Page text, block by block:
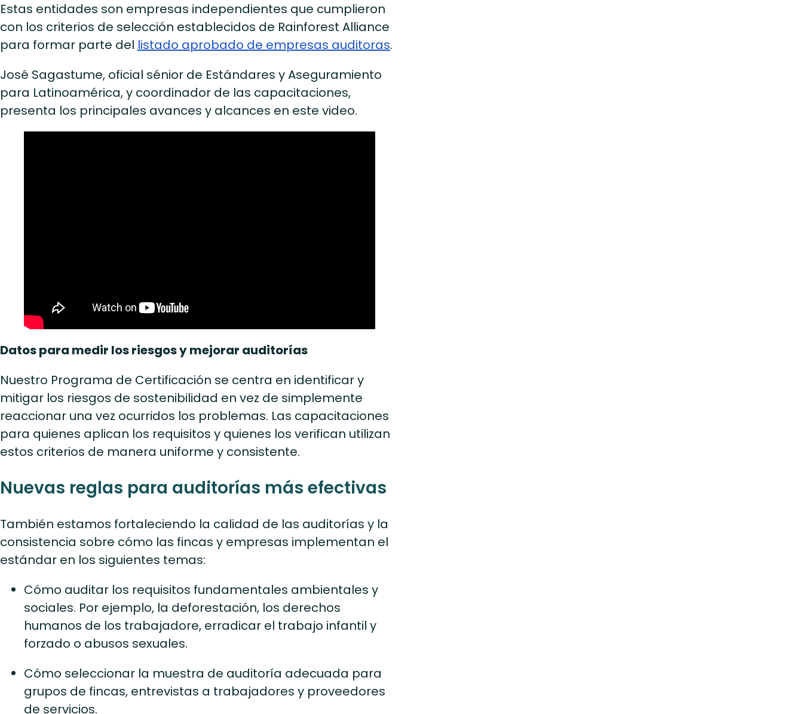
Estas entidades son empresas independientes que cumplieron
con los criterios de selección establecidos de Rainforest Alliance
para formar parte del listado aprobado de empresas auditoras.
José Sagastume, oficial sénior de Estándares y Aseguramiento
para Latinoamérica, y coordinador de las capacitaciones,
presenta los principales avances y alcances en este video.
Datos para medir los riesgos y mejorar auditorías
Nuestro Programa de Certificación se centra en identificar y
mitigar los riesgos de sostenibilidad en vez de simplemente
reaccionar una vez ocurridos los problemas. Las capacitaciones
para quienes aplican los requisitos y quienes los verifican utilizan
estos criterios de manera uniforme y consistente.
Nuevas reglas para auditorías más efectivas
También estamos fortaleciendo la calidad de las auditorías y la
consistencia sobre cómo las fincas y empresas implementan el
estándar en los siguientes temas:
Cómo auditar los requisitos fundamentales ambientales y
sociales. Por ejemplo, la deforestación, los derechos
humanos de los trabajadore, erradicar el trabajo infantil y
forzado o abusos sexuales.
Cómo seleccionar la muestra de auditoría adecuada para
grupos de fincas, entrevistas a trabajadores y proveedores
de servicios.